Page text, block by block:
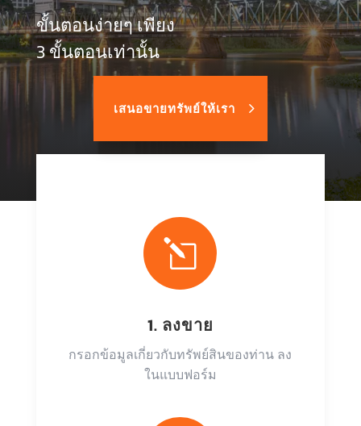
ขั้นตอนง่ายๆ เพียง
3 ขั้นตอนเท่านั้น
เสนอขายทรัพย์ให้เรา
l
1. ลงขาย
กรอกข้อมูลเกี่ยวกับทรัพย์สินของท่าน ลง
ในแบบฟอร์ม